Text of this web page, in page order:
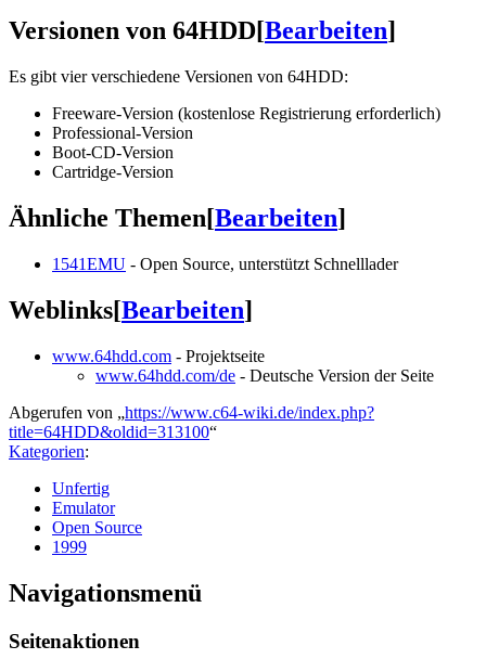
Versionen von 64HDD[Bearbeiten]
Es gibt vier verschiedene Versionen von 64HDD:
Freeware-Version (kostenlose Registrierung erforderlich)
Professional-Version
Boot-CD-Version
Cartridge-Version
Ähnliche Themen[Bearbeiten]
1541EMU - Open Source, unterstützt Schnelllader
Weblinks[Bearbeiten]
www.64hdd.com - Projektseite
www.64hdd.com/de - Deutsche Version der Seite
Abgerufen von „https://www.c64-wiki.de/index.php?
title=64HDD&oldid=313100“
Kategorien:
Unfertig
Emulator
Open Source
1999
Navigationsmenü
Seitenaktionen